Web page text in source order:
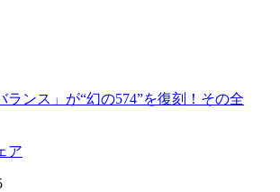
ランス」が“幻の574”を復刻！その全
ア